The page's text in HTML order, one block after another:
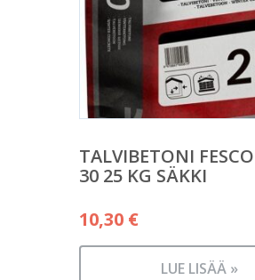
TALVIBETONI
30 25 KG SÄKKI
10,30 €
LUE LISÄÄ »